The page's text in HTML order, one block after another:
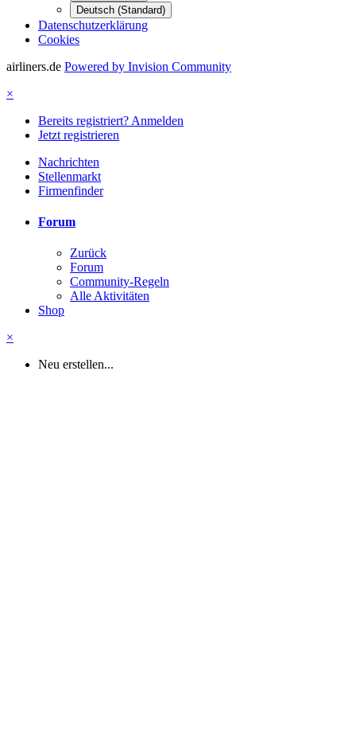
Deutsch (Standard)
Datenschutzerklärung
Cookies
airliners.de Powered by Invision Community
×
Bereits registriert? Anmelden
Jetzt registrieren
Nachrichten
Stellenmarkt
Firmenfinder
Forum
Zurück
Forum
Community-Regeln
Alle Aktivitäten
Shop
×
Neu erstellen...